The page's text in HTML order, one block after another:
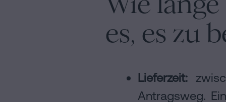
es, es zu
Lieferzeit:
Antragsweg.